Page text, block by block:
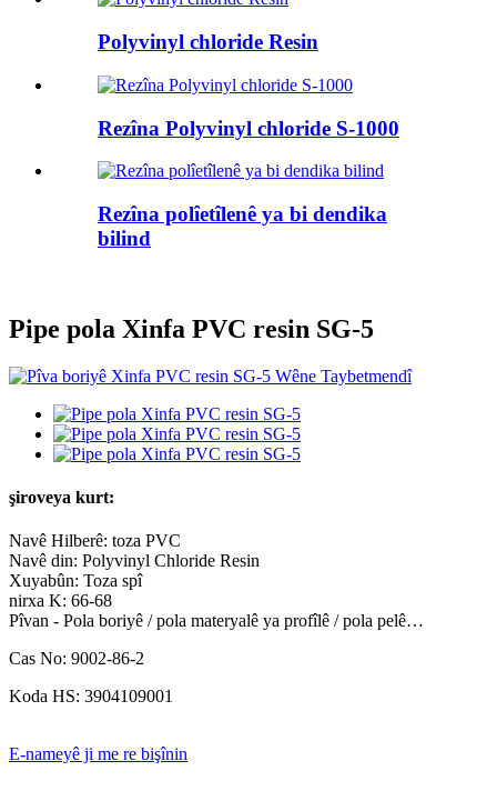
Polyvinyl chloride Resin
Rezîna Polyvinyl chloride S-1000
Rezîna polîetîlenê ya bi dendika
bilind
Pipe pola Xinfa PVC resin SG-5
şiroveya kurt:
Navê Hilberê: toza PVC
Navê din: Polyvinyl Chloride Resin
Xuyabûn: Toza spî
nirxa K: 66-68
Pîvan - Pola boriyê / pola materyalê ya profîlê / pola pelê…
Cas No: 9002-86-2
Koda HS: 3904109001
E-nameyê ji me re bişînin